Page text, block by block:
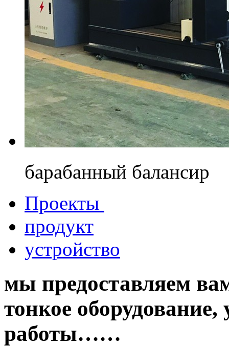
барабанный балансир
Проекты
продукт
устройство
мы предоставляем
тонкое
работы……